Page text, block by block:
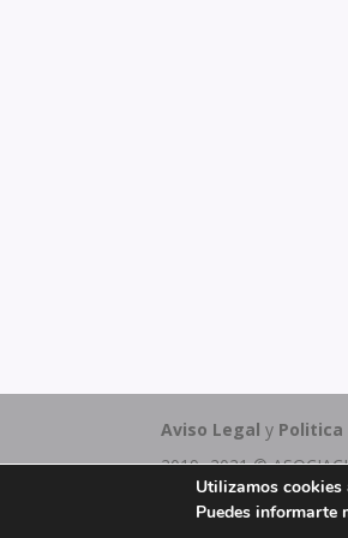
Aviso Legal y Politica
2019 -2021 ©
Hecho con ❤️ por
Los
Utilizamos
Puedes informarte